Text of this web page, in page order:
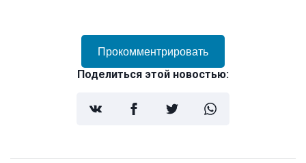
Прокомментрировать
Поделиться этой новостью: